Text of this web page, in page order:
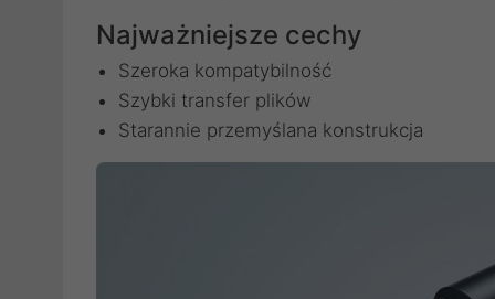
Najważniejsze cechy
Szeroka kompatybilność
Szybki transfer plików
Starannie przemyślana konstrukcja